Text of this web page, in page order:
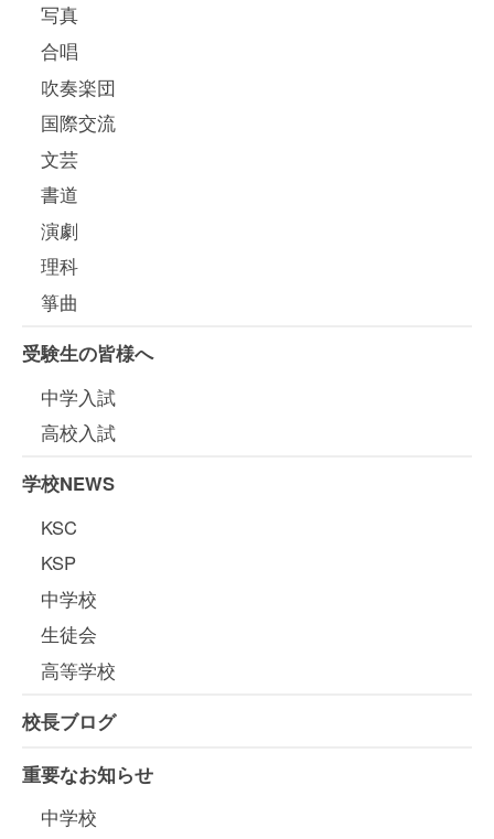
写真
合唱
吹奏楽団
国際交流
文芸
書道
演劇
理科
箏曲
受験生の皆様へ
中学入試
高校入試
学校NEWS
KSC
KSP
中学校
生徒会
高等学校
校長ブログ
重要なお知らせ
中学校